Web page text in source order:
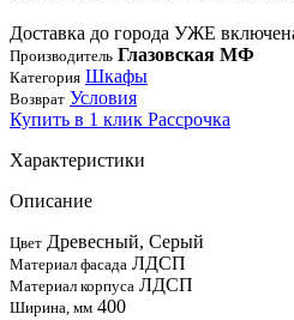
Доставка до города УЖЕ
Производитель Глазовская МФ
Категория Шкафы
Возврат Условия
Купить в 1 клик Рассрочка
Характеристики
Описание
Цвет Древесный, Серый
Материал фасада ЛДСП
Материал корпуса ЛДСП
Ширина, мм 400